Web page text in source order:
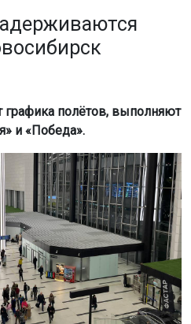
полётов, выполняют
и «Победа».